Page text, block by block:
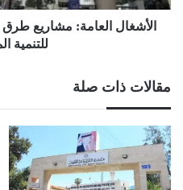
رؤية
الملك
للتنمية
مقالات ذات صلة